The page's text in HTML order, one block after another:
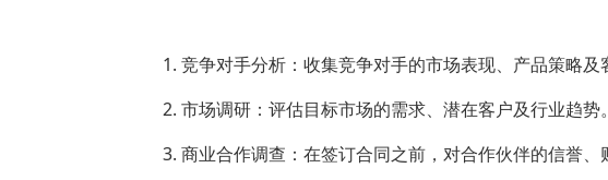
1. 竞争对手分析：收集竞争对手的市场表现、产品策略及
2. 市场调研：评估目标市场的需求、潜在客户及行业趋势。
3. 商业合作调查：在签订合同之前，对合作伙伴的信誉、